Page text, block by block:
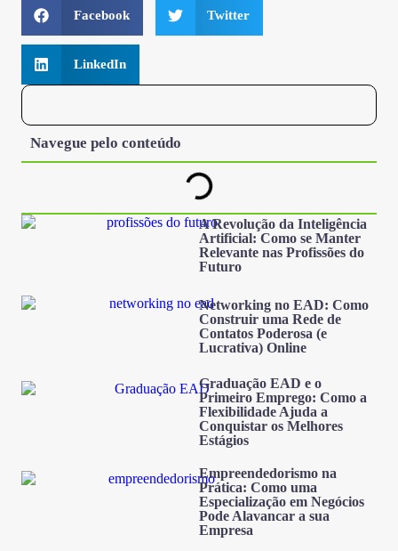
Facebook Twitter
LinkedIn
Navegue pelo conteúdo
A Revolução da Inteligência
Artificial: Como se Manter
Relevante nas Profissões do
Futuro
Networking no EAD: Como
Construir uma Rede de
Contatos Poderosa (e
Lucrativa) Online
Graduação EAD e o
Primeiro Emprego: Como a
Flexibilidade Ajuda a
Conquistar os Melhores
Estágios
Empreendedorismo na
Prática: Como uma
Especialização em Negócios
Pode Alavancar a sua
Empresa